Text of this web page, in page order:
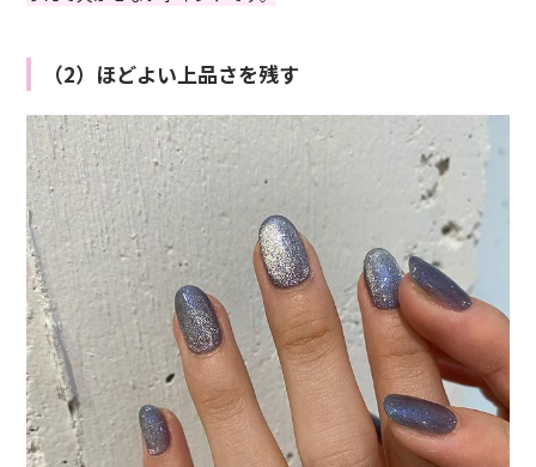
（2）ほどよい上品さを残す